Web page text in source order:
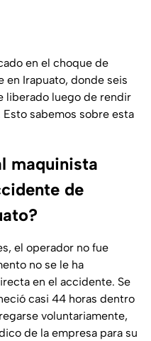
en el choque de
Irapuato, donde seis
liberado luego de rendir
sabemos sobre esta
maquinista
de
el operador no fue
no se le ha
en el accidente. Se
casi 44 horas dentro
voluntariamente,
de la empresa para su